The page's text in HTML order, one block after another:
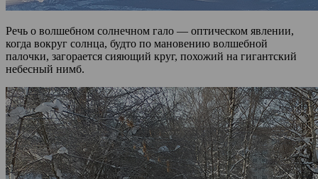
Речь о волшебном солнечном гало — оптическом явлении,
когда вокруг солнца, будто по мановению волшебной
палочки, загорается сияющий круг, похожий на гигантский
небесный нимб.